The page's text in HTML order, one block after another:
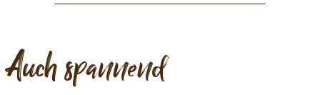
Auch spannend